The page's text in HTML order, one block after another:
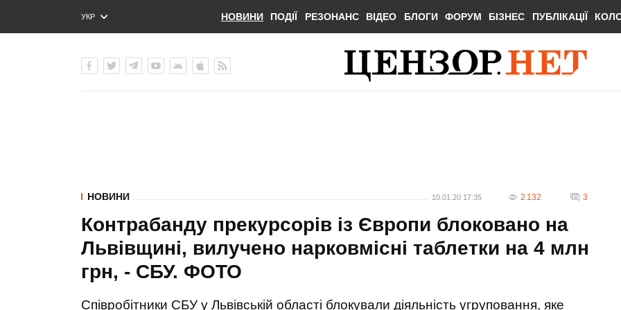
УКР
ENG
НОВИНИ ПОДІЇ РЕЗОНАНС ВІДЕО БЛОГИ ФОРУМ БІЗНЕС ПУБЛІКАЦІЇ
НОВИНИ 10.01.20 17:35 2 132 3
Контрабанду прекурсорів із Європи блоковано на
Львівщині, вилучено нарковмісні таблетки на 4 млн
грн, - СБУ. ФОТО
Співробітники СБУ у Львівській області блокували діяльність угруповання, яке